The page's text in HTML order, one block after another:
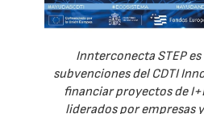
Innterconecta STEP
subvenciones del CDTI
financiar proyectos de
liderados por empresas